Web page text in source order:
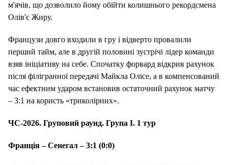
м'ячів, що дозволило йому обійти колишнього рекордсмена
Олів'є Жиру.
Французи довго входили в гру і відверто провалили
перший тайм, але в другій половині зустрічі лідер команди
взяв ініціативу на себе. Спочатку форвард відкрив рахунок
після філігранної передачі Майкла Олісе, а в компенсований
час ефектним ударом встановив остаточний рахунок матчу
– 3:1 на користь «триколірних».
ЧС-2026. Груповий раунд. Група І. 1 тур
Франція – Сенегал – 3:1 (0:0)